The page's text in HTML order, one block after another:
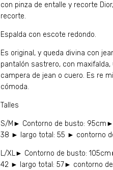
con pinza de entalle y recorte
recorte.
Espalda con escote redondo.
Es original, y queda divina con
pantalón sastrero, con maxifalda,
campera de jean o cuero. Es re
cómoda.
Talles
S/M► Contorno de busto:
38 ► largo total: 55 ► contorno
L/XL► Contorno de busto:
42 ► largo total: 57► contorno de